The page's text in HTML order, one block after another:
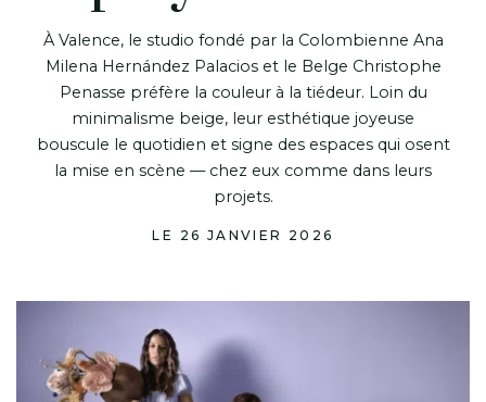
À Valence, le studio fondé par la Colombienne Ana
Milena Hernández Palacios et le Belge Christophe
Penasse préfère la couleur à la tiédeur. Loin du
minimalisme beige, leur esthétique joyeuse
bouscule le quotidien et signe des espaces qui osent
la mise en scène — chez eux comme dans leurs
projets.
LE 26 JANVIER 2026